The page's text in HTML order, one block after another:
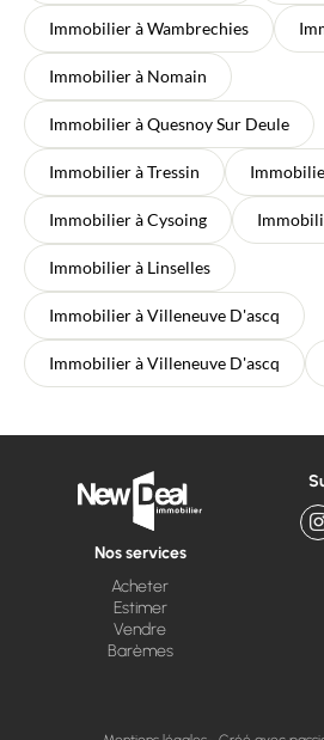
Immobilier à Wambrechies
Immobilier à Nomain
Immobilier à Quesnoy Sur Deule
Immobilier à Tressin
Immobilier à Cysoing
Immobilier à Linselles
Immobilier à Villeneuve D'ascq
Immobilier à Villeneuve D'ascq
Nos services
Acheter
Estimer
Vendre
Barèmes